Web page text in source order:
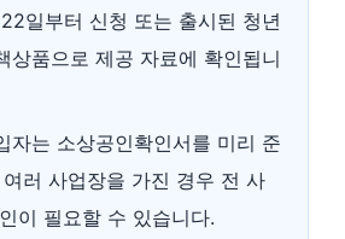
일부터 신청 또는 출시된 청년
상품으로 제공 자료에 확인됩니
자는 소상공인확인서를 미리 준
러 사업장을 가진 경우 전 사
이 필요할 수 있습니다.